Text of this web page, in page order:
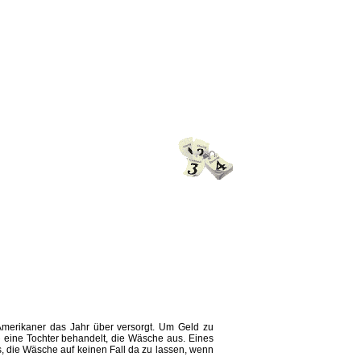
das Jahr über versorgt. Um Geld zu
Tochter behandelt, die Wäsche aus. Eines
die Wäsche auf keinen Fall da zu lassen, wenn